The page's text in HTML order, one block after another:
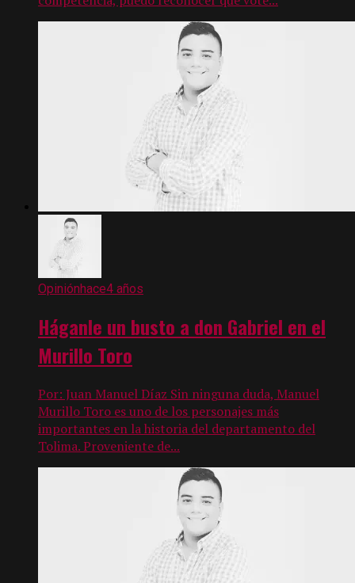
Opiniónhace4 años
Háganle un busto a don Gabriel en el
Murillo Toro
Por: Juan Manuel Díaz Sin ninguna duda, Manuel
Murillo Toro es uno de los personajes más
importantes en la historia del departamento del
Tolima. Proveniente de...